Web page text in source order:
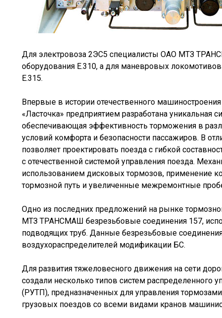
Для электровоза 2ЭС5 специалисты ОАО МТЗ
оборудования Е.310, а для маневровых
Е.315.
Впервые в истории отечественного
«Ласточка» предприятием разработана уникальная
обеспечивающая эффективность торможения в
условий комфорта и безопасности пассажиров. В
позволяет проектировать поезда с гибкой
с отечественной системой управления поезда.
использованием дисковых тормозов, применение
тормозной путь и увеличенные межремонтные
Одно из последних предложений на рынке
МТЗ ТРАНСМАШ безрезьбовые соединения 157,
подводящих труб. Данные безрезьбовые
воздухораспределителей модификации БС.
Для развития тяжеловесного движения на сети
создали несколько типов систем распределенного
(РУТП), предназначенных для управления
грузовых поездов со всеми видами кранов